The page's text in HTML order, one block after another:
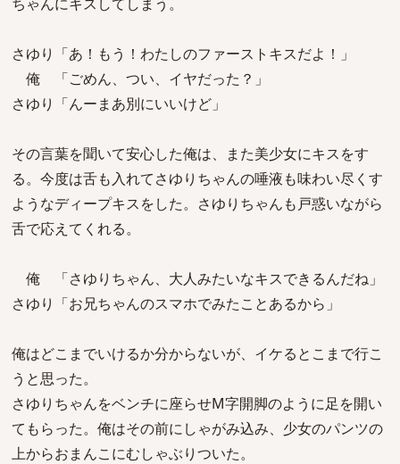
さゆり「あ！もう！わたしのファーストキスだよ！」
俺 「ごめん、つい、イヤだった？」
さゆり「んーまあ別にいいけど」
その言葉を聞いて安心した俺は、また美少女にキスをす
る。今度は舌も入れてさゆりちゃんの唾液も味わい尽くす
ようなディープキスをした。さゆりちゃんも戸惑いながら
舌で応えてくれる。
俺 「さゆりちゃん、大人みたいなキスできるんだね」
さゆり「お兄ちゃんのスマホでみたことあるから」
俺はどこまでいけるか分からないが、イケるとこまで行こ
うと思った。
さゆりちゃんをベンチに座らせM字開脚のように足を開い
てもらった。俺はその前にしゃがみ込み、少女のパンツの
上からおまんこにむしゃぶりついた。